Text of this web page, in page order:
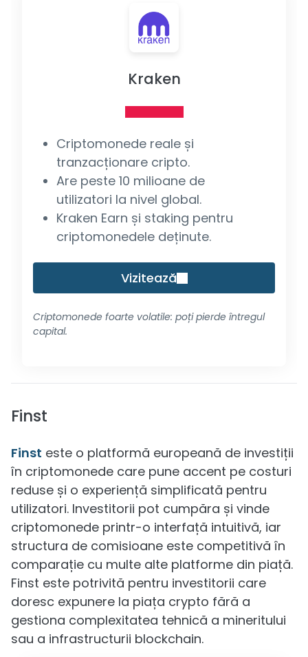
Kraken
Criptomonede reale și
tranzacționare cripto.
Are peste 10 milioane de
utilizatori la nivel global.
Kraken Earn și staking pentru
criptomonedele deținute.
Vizitează
Criptomonede foarte volatile: poți pierde întregul
capital.
Finst
Finst este o platformă europeană de investiții
în criptomonede care pune accent pe costuri
reduse și o experiență simplificată pentru
utilizatori. Investitorii pot cumpăra și vinde
criptomonede printr-o interfață intuitivă, iar
structura de comisioane este competitivă în
comparație cu multe alte platforme din piață.
Finst este potrivită pentru investitorii care
doresc expunere la piața crypto fără a
gestiona complexitatea tehnică a mineritului
sau a infrastructurii blockchain.